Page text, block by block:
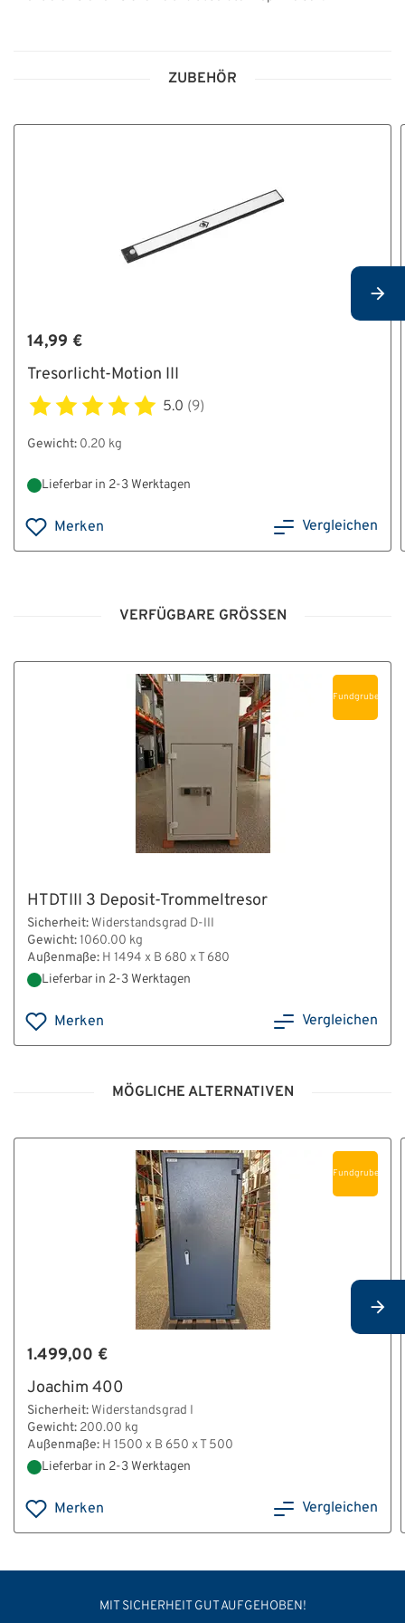
ZUBEHÖR
14,99 €
Tresorlicht-Motion III
5.0 (9)
Gewicht: 0.20 kg
Lieferbar in 2-3 Werktagen
Merken Vergleichen
VERFÜGBARE GRÖSSEN
Fundgrube
HTDTIII 3 Deposit-Trommeltresor
Sicherheit: Widerstandsgrad D-III
Gewicht:1060.00 kg
Außenmaße: H 1494 x B 680 x T 680
Lieferbar in 2-3 Werktagen
Merken Vergleichen
MÖGLICHE ALTERNATIVEN
Fundgrube
1.499,00 €
Joachim 400
Sicherheit: Widerstandsgrad I
Gewicht: 200.00 kg
Außenmaße: H 1500 x B 650 x T 500
Lieferbar in 2-3 Werktagen
Merken Vergleichen
MIT SICHERHEIT GUT AUFGEHOBEN!